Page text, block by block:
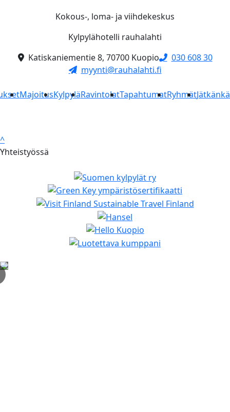
Kokous-, loma- ja viihdekeskus
Kylpylähotelli rauhalahti
Katiskaniementie 8, 70700 Kuopio
030 608 30
myynti@rauhalahti.fi
MajoitusKylpyläRavintolatTapahtumatRyhmät
^
Yhteistyössä